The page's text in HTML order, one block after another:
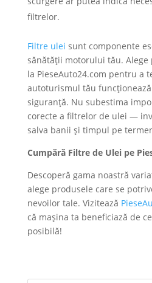
filtrelor.
Filtre ulei sunt componente
sănătății motorului tău. Alege
la PieseAuto24.com pentru a
autoturismul tău
siguranță. Nu subestima
corecte a filtrelor de ulei —
salva banii și timpul pe
Cumpără Filtre de Ulei pe
Descoperă gama noastră
alege produsele care se
nevoilor tale. Vizitează
că mașina ta beneficiază de
posibilă!